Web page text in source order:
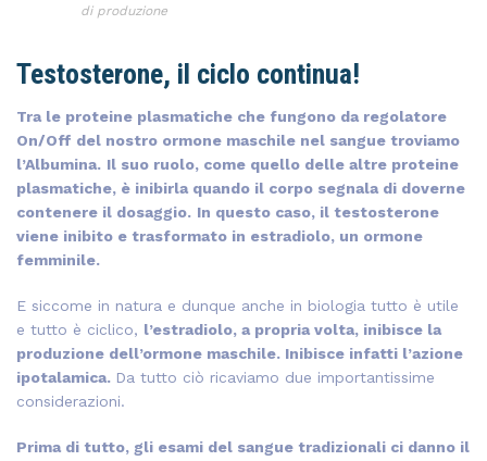
di produzione
Testosterone, il ciclo continua!
Tra le proteine plasmatiche che fungono da regolatore
On/Off del nostro ormone maschile nel sangue troviamo
l’Albumina. Il suo ruolo, come quello delle altre proteine
plasmatiche, è inibirla quando il corpo segnala di doverne
contenere il dosaggio. In questo caso, il testosterone
viene inibito e trasformato in estradiolo, un ormone
femminile.
E siccome in natura e dunque anche in biologia tutto è utile
e tutto è ciclico, l’estradiolo, a propria volta, inibisce la
produzione dell’ormone maschile. Inibisce infatti l’azione
ipotalamica. Da tutto ciò ricaviamo due importantissime
considerazioni.
Prima di tutto, gli esami del sangue tradizionali ci danno il